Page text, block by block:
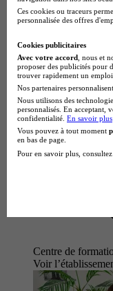
Centre de
Voir
Ces cookies ou traceurs
personnalisée des offres
Cookies publicitaires
Avec votre accord , nous et
proposer des publicités pour
trouver rapidement un
Nos partenaires
Nous utilisons des
personnalisés. En acceptant,
confidentialité. En savoir plus
Vous pouvez à tout moment
en bas de page.
Pour en savoir plus,